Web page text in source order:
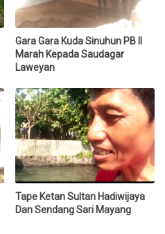
Gara Gara Kuda Sinuhun PB II
Marah Kepada Saudagar
Laweyan
Tape Ketan Sultan Hadiwijaya
Dan Sendang Sari Mayang